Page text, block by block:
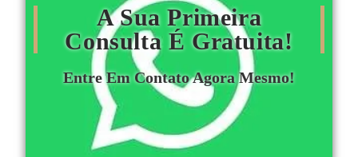
A Sua Primeira
Consulta É Gratuita!
Entre Em Contato Agora Mesmo!